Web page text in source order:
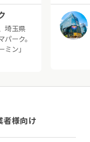
埼玉県
ーク。
ミン」
者様向け